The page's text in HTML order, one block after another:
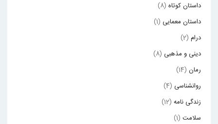
داستان کوتاه (8)
داستان معمایی (1)
درام (2)
دینی و مذهبی (8)
رمان (14)
روانشناسی (4)
زندگی نامه (12)
سلامت (1)